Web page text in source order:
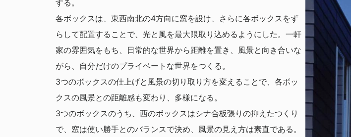
する。
各ボックスは、東西南北の4方向に窓を設け、さらに各ボックスをず
らして配置することで、光と風を最大限取り込めるようにした。一軒
家の雰囲気をもち、日常的な世界から距離を置き、風景と向き合いな
がら、自分だけのプライベートな世界をつくる。
3つのボックスの仕上げと風景の切り取り方を変えることで、各ボッ
クスの風景との距離感も変わり、多様になる。
3つのボックスのうち、西のボックスはシナ合板張りの抑えたつくり
で、窓は使い勝手とのバランスで決め、風景の見え方は素直である。